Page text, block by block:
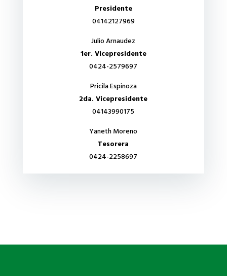
Presidente
04142127969
Julio Arnaudez
1er. Vicepresidente
0424-2579697
Pricila Espinoza
2da. Vicepresidente
04143990175
Yaneth Moreno
Tesorera
0424-2258697